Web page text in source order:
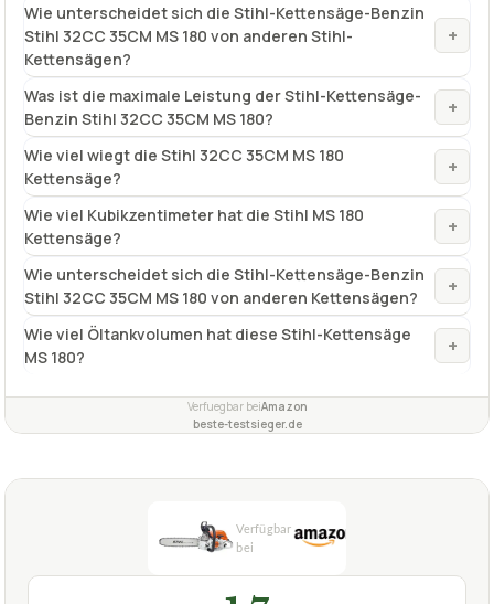
Wie unterscheidet sich die Stihl-Kettensäge-Benzin
Stihl 32CC 35CM MS 180 von anderen Stihl-
Kettensägen?
+
Was ist die maximale Leistung der Stihl-Kettensäge-
Benzin Stihl 32CC 35CM MS 180?
+
Wie viel wiegt die Stihl 32CC 35CM MS 180
Kettensäge?
+
Wie viel Kubikzentimeter hat die Stihl MS 180
Kettensäge?
+
Wie unterscheidet sich die Stihl-Kettensäge-Benzin
Stihl 32CC 35CM MS 180 von anderen Kettensägen?
+
Wie viel Öltankvolumen hat diese Stihl-Kettensäge
MS 180?
+
Verfuegbar beiAmazon
beste-testsieger.de